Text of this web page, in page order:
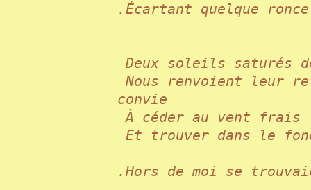
.Écartant quelque
Deux soleils saturés
Nous renvoient leur
convie
À céder au vent
Et trouver dans le
.Hors de moi se